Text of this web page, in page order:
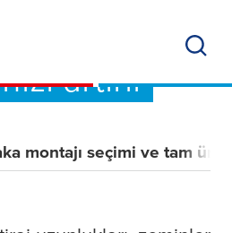
artırır
montajı seçimi ve tam